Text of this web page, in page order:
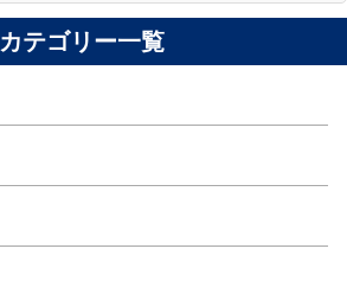
カテゴリー一覧